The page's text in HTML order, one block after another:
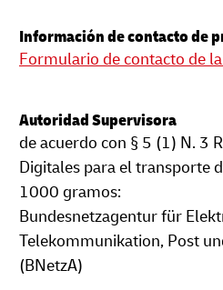
Información de contacto de
Formulario de contacto de
Autoridad Supervisora
de acuerdo con § 5 (1) N. 3
Digitales para el transporte
1000 gramos:
Bundesnetzagentur für
Telekommunikation, Post
(BNetzA)